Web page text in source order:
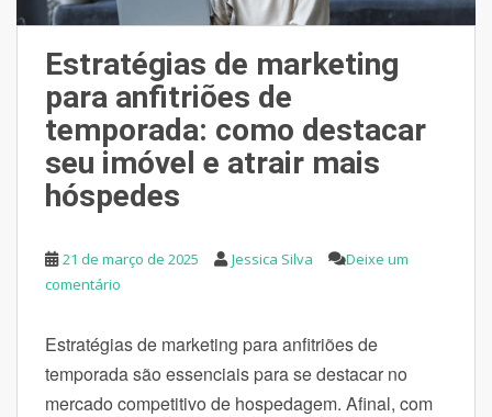
Estratégias de marketing
para anfitriões de
temporada: como destacar
seu imóvel e atrair mais
hóspedes
21 de março de 2025 Jessica Silva
Deixe um
comentário
Estratégias de marketing para anfitriões de
temporada são essenciais para se destacar no
mercado competitivo de hospedagem. Afinal, com